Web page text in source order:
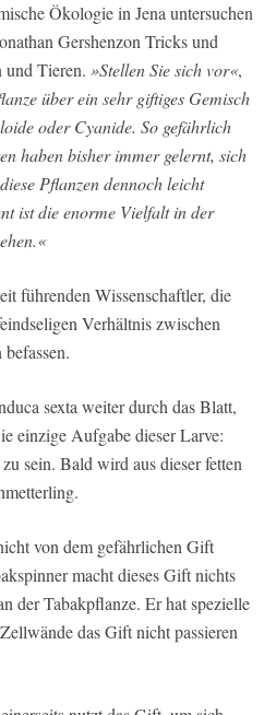
Ökologie in Jena untersuchen
Gershenzon Tricks und
und Tieren. »Stellen Sie sich vor«,
über ein sehr giftiges Gemisch
oder Cyanide. So gefährlich
haben bisher immer gelernt, sich
Pflanzen dennoch leicht
ist die enorme Vielfalt in der
führenden Wissenschaftler, die
Verhältnis zwischen
sexta weiter durch das Blatt,
einzige Aufgabe dieser Larve:
sein. Bald wird aus dieser fetten
von dem gefährlichen Gift
macht dieses Gift nichts
der Tabakpflanze. Er hat spezielle
das Gift nicht passieren